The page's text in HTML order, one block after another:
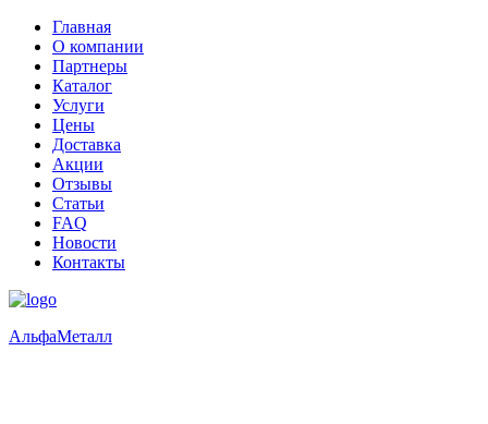
Главная
О компании
Партнеры
Каталог
Услуги
Цены
Доставка
Акции
Отзывы
Статьи
FAQ
Новости
Контакты
АльфаМеталл